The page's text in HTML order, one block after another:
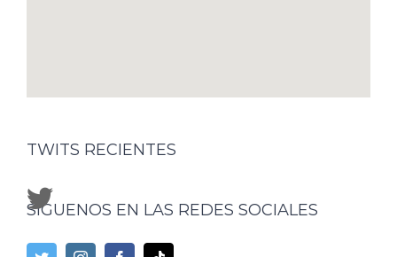
TWITS RECIENTES
SÍGUENOS EN LAS REDES SOCIALES